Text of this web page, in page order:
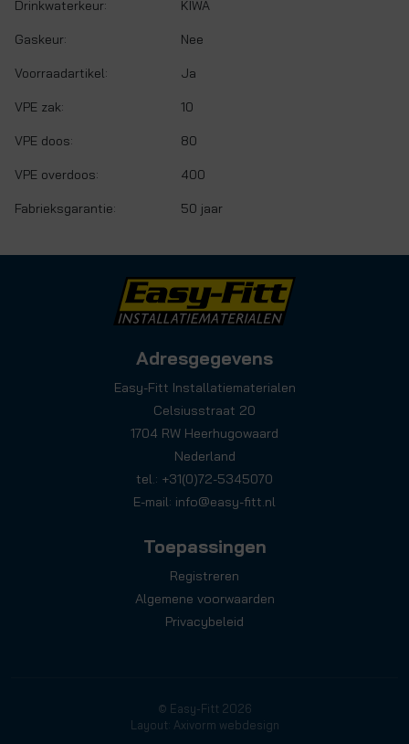
Drinkwaterkeur: KIWA
Gaskeur: Nee
Voorraadartikel: Ja
VPE zak: 10
VPE doos: 80
VPE overdoos: 400
Fabrieksgarantie: 50 jaar
Adresgegevens
Easy-Fitt Installatiematerialen
Celsiusstraat 20
1704 RW Heerhugowaard
Nederland
tel.: +31(0)72-5345070
E-mail: info@easy-fitt.nl
Toepassingen
Registreren
Algemene voorwaarden
Privacybeleid
© Easy-Fitt 2026
Layout: Axivorm webdesign